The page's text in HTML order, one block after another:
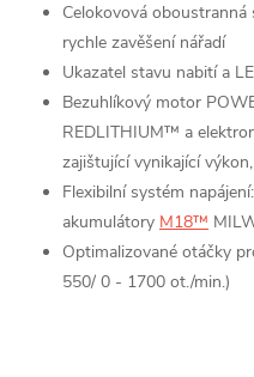
Celokovová
rychle zavěšení nářadí
Ukazatel stavu nabití a
Bezuhlíkový motor
REDLITHIUM™ a
zajištující vynikající
Flexibilní systém
akumulátory M18™
Optimalizované otáčky
550/ 0 - 1700 ot./min.)